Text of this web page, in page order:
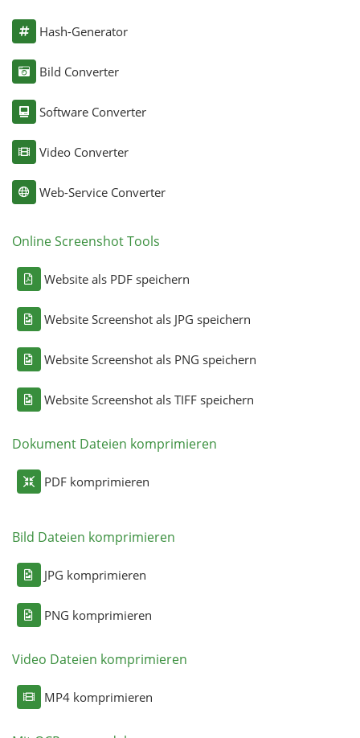
Hash-Generator
Bild Converter
Software Converter
Video Converter
Web-Service Converter
Online Screenshot Tools
Website als PDF speichern
Website Screenshot als JPG speichern
Website Screenshot als PNG speichern
Website Screenshot als TIFF speichern
Dokument Dateien komprimieren
PDF komprimieren
Bild Dateien komprimieren
JPG komprimieren
PNG komprimieren
Video Dateien komprimieren
MP4 komprimieren